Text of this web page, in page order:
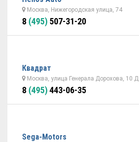
Москва, Нижегородская улица, 74
8 (495) 507-31-20
Квадрат
Москва, улица Генерала Дорохова, 10 Д
8 (495)443-06-35
Sega-Motors